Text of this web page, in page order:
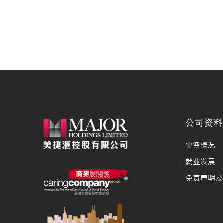
公司资料
业务概况
就业发展
免责声明